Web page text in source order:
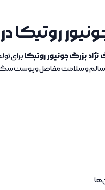
روتیکا
بزرگ جونیور روتیکا